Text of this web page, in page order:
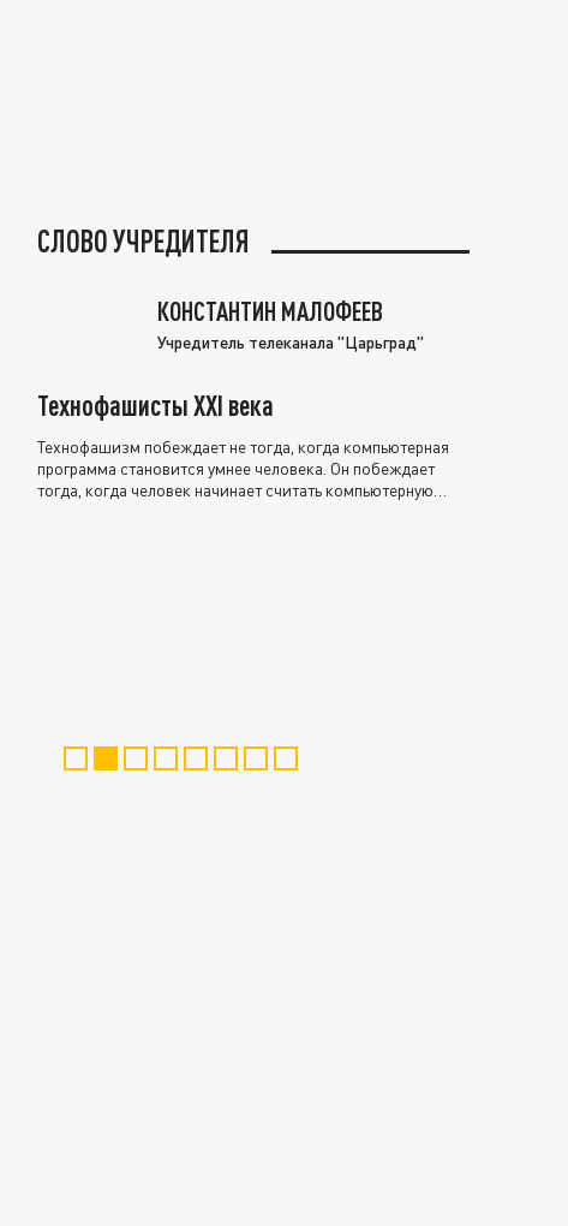
СЛОВО УЧРЕДИТЕЛЯ
КОНСТАНТИН МАЛОФЕЕВ
Учредитель телеканала "Царьград"
Технофашисты XXI века
Технофашизм побеждает не тогда, когда компьютерная
программа становится умнее человека. Он побеждает
тогда, когда человек начинает считать компьютерную